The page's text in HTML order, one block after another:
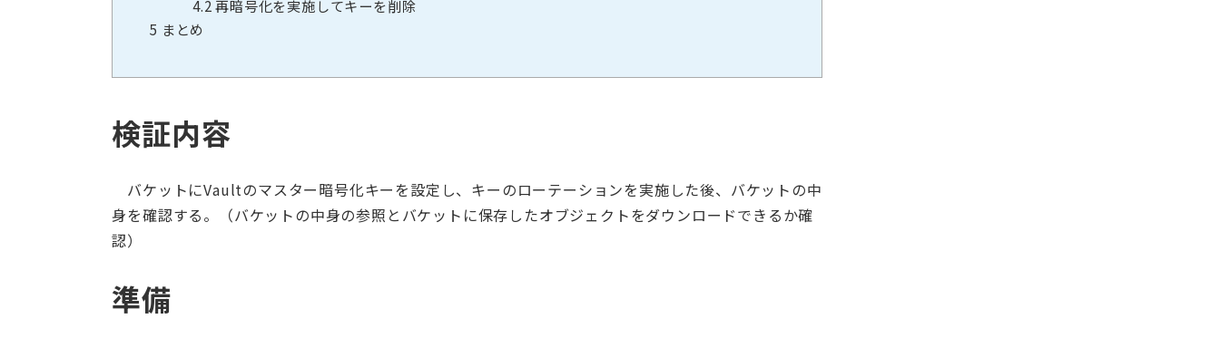
4.2再暗号化を実施してキーを削除
5 まとめ
検証内容
バケットにVaultのマスター暗号化キーを設定し、キーのローテーションを実施した後、バケットの中
身を確認する。（バケットの中身の参照とバケットに保存したオブジェクトをダウンロードできるか確
認）
準備